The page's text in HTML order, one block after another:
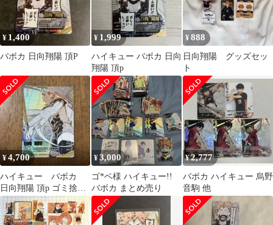
¥ 1,400
バボカ 日向翔陽 頂P
¥ 1,999
ハイキュー バボカ 日向
翔陽 頂p
¥888
日向翔陽 グッズセッ
ト
¥4,700
ハイキュー バボカ
日向翔陽 頂p ゴミ捨て
場の決戦
¥3,000
ゴ*ベ様 ハイキュー!!
バボカ まとめ売り
¥2,777
バボカ ハイキュー 烏野
音駒 他